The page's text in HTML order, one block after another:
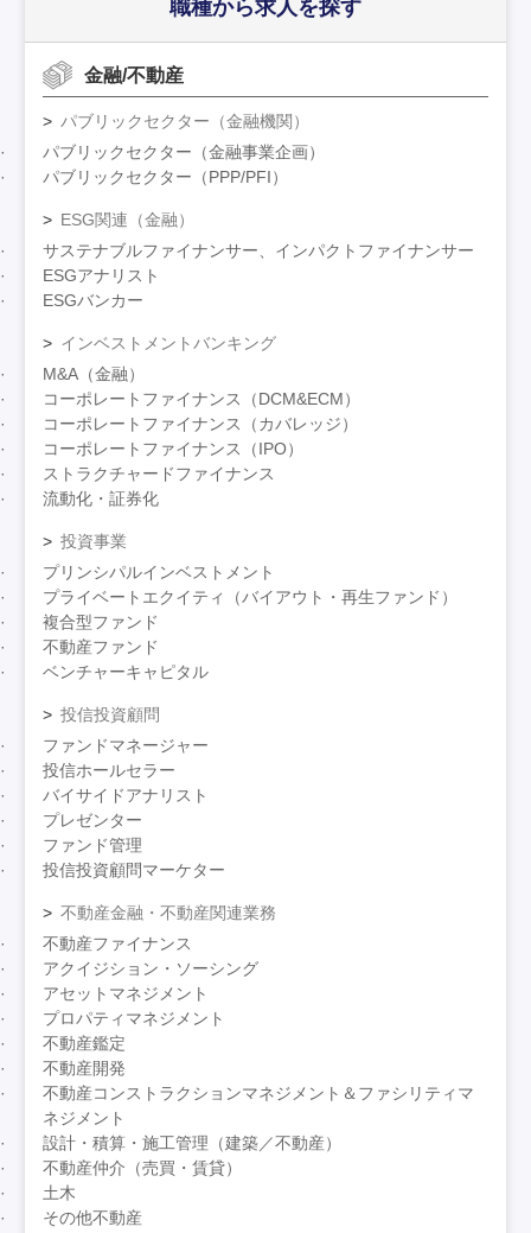
職種から求人を探す
金融/不動産
パブリックセクター（金融機関）
パブリックセクター（金融事業企画）
パブリックセクター（PPP/PFI）
ESG関連（金融）
サステナブルファイナンサー、インパクトファイナンサー
ESGアナリスト
ESGバンカー
インベストメントバンキング
M&A（金融）
コーポレートファイナンス（DCM&ECM）
コーポレートファイナンス（カバレッジ）
コーポレートファイナンス（IPO）
ストラクチャードファイナンス
流動化・証券化
投資事業
プリンシパルインベストメント
プライベートエクイティ（バイアウト・再生ファンド）
複合型ファンド
不動産ファンド
ベンチャーキャピタル
投信投資顧問
ファンドマネージャー
投信ホールセラー
バイサイドアナリスト
プレゼンター
ファンド管理
投信投資顧問マーケター
不動産金融・不動産関連業務
不動産ファイナンス
アクイジション・ソーシング
アセットマネジメント
プロパティマネジメント
不動産鑑定
不動産開発
不動産コンストラクションマネジメント＆ファシリティマ
ネジメント
設計・積算・施工管理（建築／不動産）
不動産仲介（売買・賃貸）
土木
その他不動産